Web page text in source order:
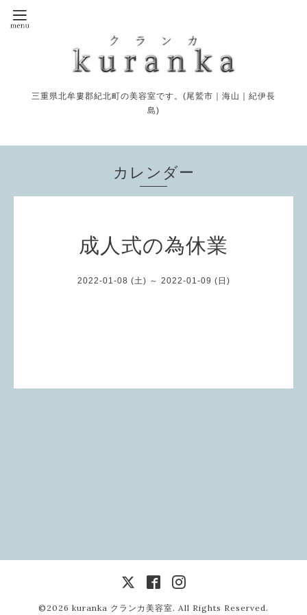
三重県北牟婁郡紀北町の美容室です。(尾鷲市｜海山｜紀伊長
島)
カレンダー
成人式の為休業
2022-01-08 (土) ～ 2022-01-09 (日)
©2026 kuranka クランカ美容室. All Rights Reserved.